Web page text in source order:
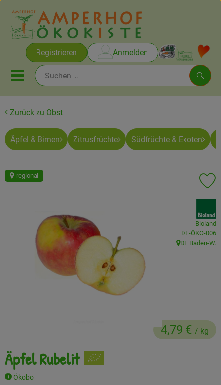
Registrieren Anmelden
Mobiles Menu öffnen oder
Rezepte
Themen
Obst & Gemüse
Frisches
Angebote
Gratis Ökokiste im Wert von 25 Euro
Zurück zu Obst
Äpfel & Birnen Zitrusfrüchte Südfrüchte & Exoten
Äpfel Rubelit
Ökobo
4,79 € / kg
regional
Bioland
, Kontrollstelle:
DE-ÖKO-006
, Herkunft:
DE Baden-W.